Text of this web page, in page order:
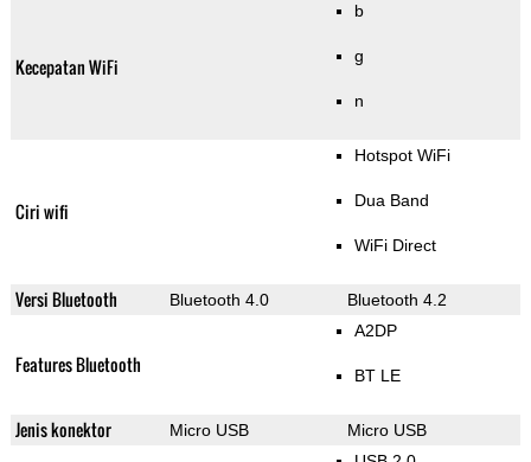
Kecepatan WiFi
b
g
n
Ciri wifi
Hotspot WiFi
Dua Band
WiFi Direct
Versi Bluetooth Bluetooth 4.0 Bluetooth 4.2
Features Bluetooth
A2DP
BT LE
Jenis konektor Micro USB
Micro USB